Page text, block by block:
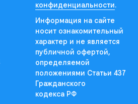
конфиденциальности.
Информация на сайте
носит ознакомительный
характер и не является
публичной офертой,
определяемой
положениями Статьи 437
Гражданского
кодекса РФ